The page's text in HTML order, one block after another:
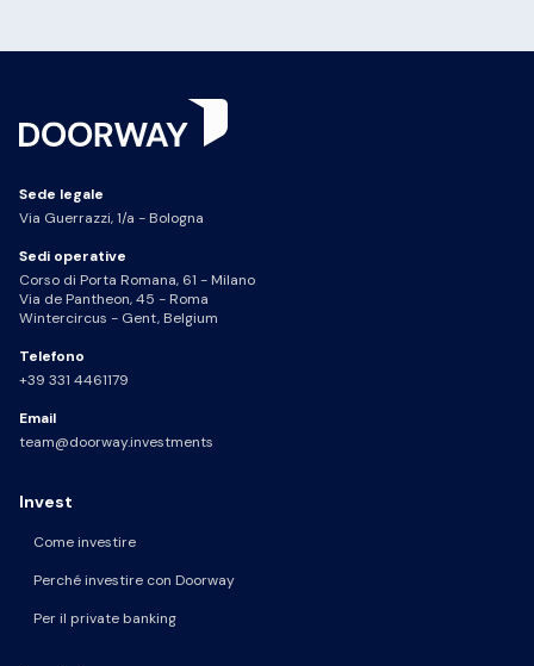
Sede legale
Via Guerrazzi, 1/a - Bologna
Sedi operative
Corso di Porta Romana, 61 - Milano
Via de Pantheon, 45 - Roma
Wintercircus - Gent, Belgium
Telefono
+39 331 4461179
Email
team@doorway.investments
Invest
Come investire
Perché investire con Doorway
Per il private banking